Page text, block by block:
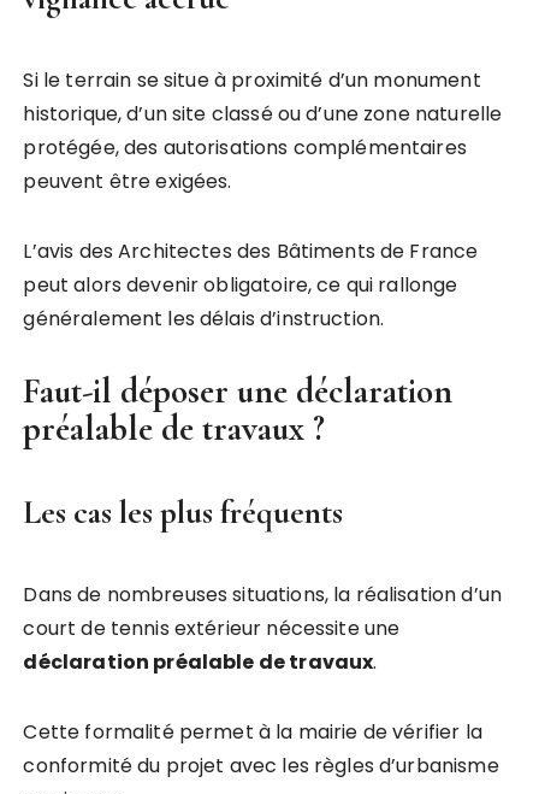
Si le terrain se situe à proximité d’un monument
historique, d’un site classé ou d’une zone naturelle
protégée, des autorisations complémentaires
peuvent être exigées.
L’avis des Architectes des Bâtiments de France
peut alors devenir obligatoire, ce qui rallonge
généralement les délais d’instruction.
Faut-il déposer une déclaration
préalable de travaux ?
Les cas les plus fréquents
Dans de nombreuses situations, la réalisation d’un
court de tennis extérieur nécessite une
déclaration préalable de travaux.
Cette formalité permet à la mairie de vérifier la
conformité du projet avec les règles d’urbanisme